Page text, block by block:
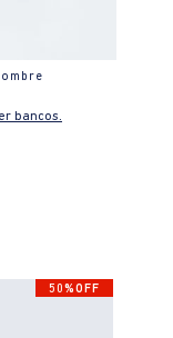
bancos.
50%OFF